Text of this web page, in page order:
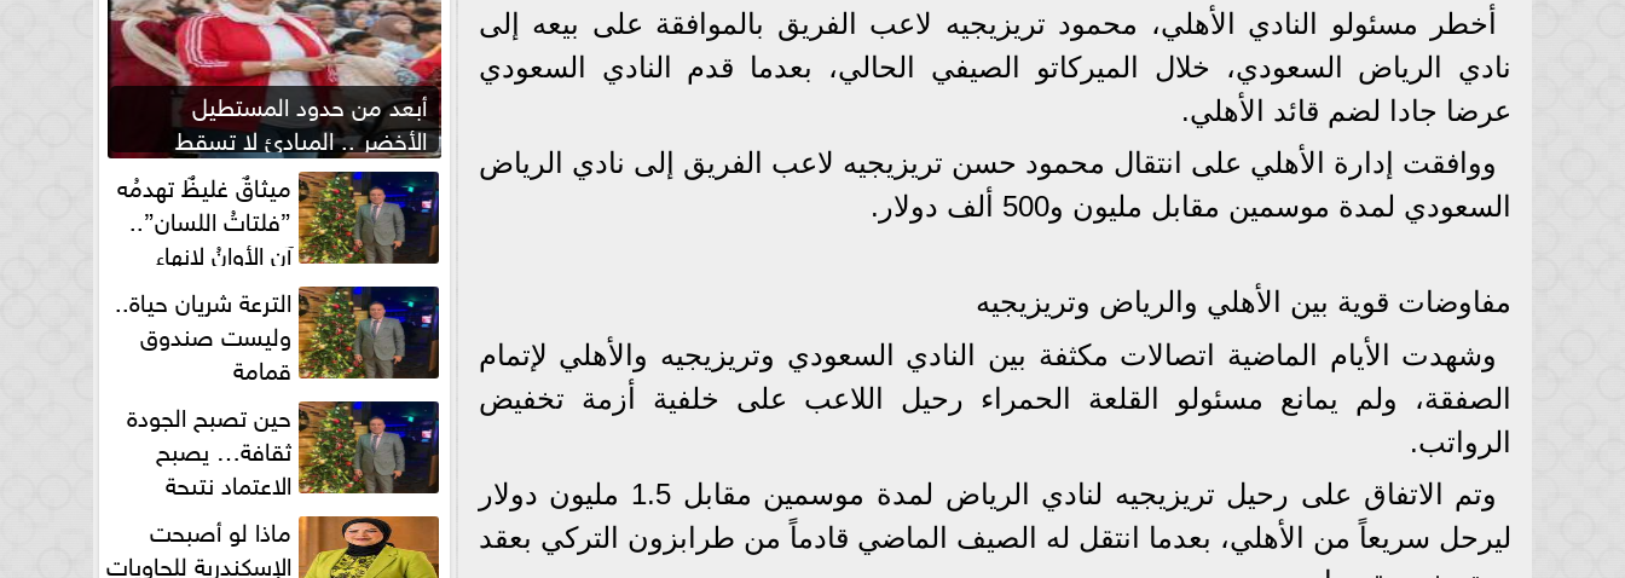
أخطر مسئولو النادي الأهلي، محمود تريزيجيه لاعب الفريق بالموافقة على بيعه إلى
نادي الرياض السعودي، خلال الميركاتو الصيفي الحالي، بعدما قدم النادي السعودي
عرضا جادا لضم قائد الأهلي.
ووافقت إدارة الأهلي على انتقال محمود حسن تريزيجيه لاعب الفريق إلى نادي الرياض
السعودي لمدة موسمين مقابل مليون و500 ألف دولار.
مفاوضات قوية بين الأهلي والرياض وتريزيجيه
وشهدت الأيام الماضية اتصالات مكثفة بين النادي السعودي وتريزيجيه والأهلي لإتمام
الصفقة، ولم يمانع مسئولو القلعة الحمراء رحيل اللاعب على خلفية أزمة تخفيض
الرواتب.
وتم الاتفاق على رحيل تريزيجيه لنادي الرياض لمدة موسمين مقابل 1.5 مليون دولار
ليرحل سريعاً من الأهلي، بعدما انتقل له الصيف الماضي قادماً من طرابزون التركي بعقد
أبعد من حدود المستطيل
الأخضر .. المبادئ لا تسقط
بصفارة الحكم ميثاقٌ غليظٌ تهدمُه
”فلتاتُ اللسان”..
آن الأوانُ لإنهاءِ
فوضى الطلاق الشفهي!الترعة شريان حياة..
وليست صندوق
قمامة
حين تصبح الجودة
ثقافة… يصبح
الاعتماد نتيجة
طبيعية
ماذا لو أصبحت
الإسكندرية للحاويات